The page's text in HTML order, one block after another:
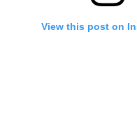
View this post on